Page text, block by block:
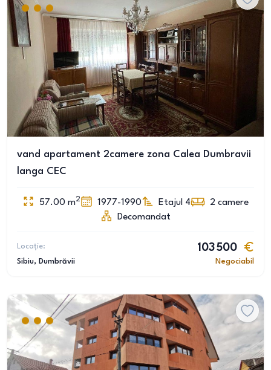
vand apartament 2camere zona Calea Dumbravii
langa CEC
57.00 m2 1977-1990 Etajul 4 2 camere
Decomandat
Locație:
Sibiu, Dumbrăvii
103 500
Negociabil